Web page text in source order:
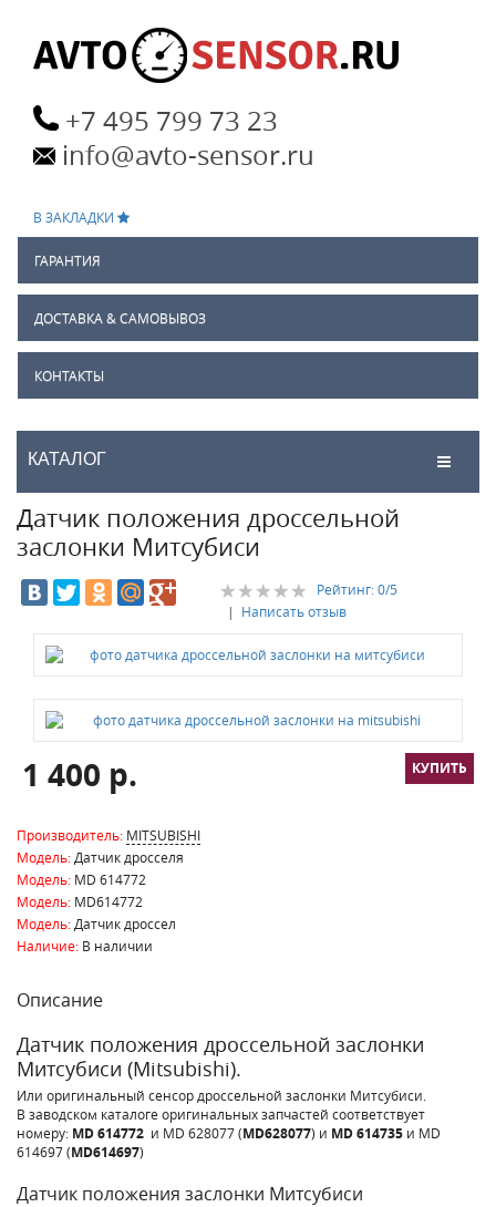
+7 495 799 73 23
info@avto-sensor.ru
В ЗАКЛАДКИ
ГАРАНТИЯ
ДОСТАВКА & САМОВЫВОЗ
КОНТАКТЫ
КАТАЛОГ
Датчик положения дроссельной
заслонки Митсубиси
Рейтинг:0/5
| Написать отзыв
1 400 р.
Производитель: MITSUBISHI
Модель: Датчик дросселя
Модель: MD 614772
Модель: MD614772
Модель: Датчик дроссел
Наличие: В наличии
Описание
Датчик положения дроссельной заслонки
Митсубиси (Mitsubishi).
Или оригинальный сенсор дроссельной заслонки Митсубиси.
В заводском каталоге оригинальных запчастей соответствует
номеру: MD 614772 и MD 628077 (MD628077) и MD 614735 и MD
614697 (MD614697)
Датчик положения заслонки Митсубиси